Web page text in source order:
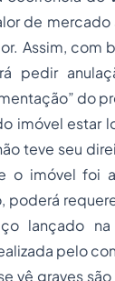
de
Assim, com
pedir
do
imóvel estar
teve seu
o imóvel foi
poderá
lançado
pelo
vê graves